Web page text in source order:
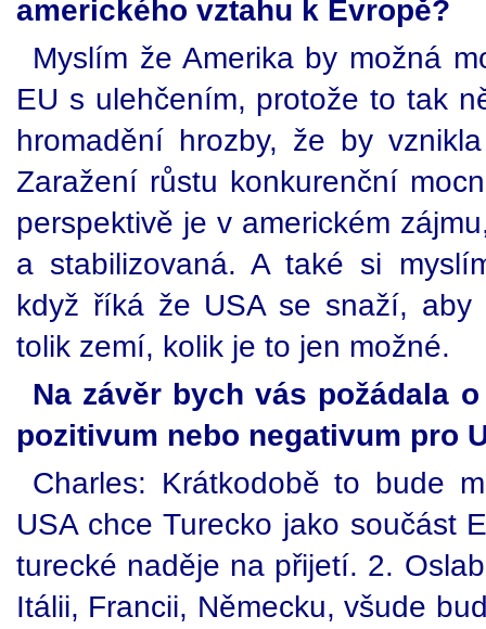
amerického vztahu k Evropě?
Myslím že Amerika by možná
EU s ulehčením, protože to tak
hromadění hrozby, že by
Zaražení růstu konkurenční
perspektivě je v americkém
a stabilizovaná. A také si
když říká že USA se snaží, aby
tolik zemí, kolik je to jen možné.
Na závěr bych vás požádala
pozitivum nebo negativum pro
Charles: Krátkodobě to bude
USA chce Turecko jako součást
turecké naděje na přijetí. 2.
Itálii, Francii, Německu, všude